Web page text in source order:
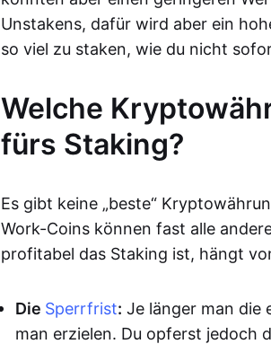
Unstakens, dafür wird aber ein
so viel zu staken, wie du nicht
Welche
fürs Staking?
Es gibt keine „beste“
Work-Coins können fast alle
profitabel das Staking ist, hängt
Die Sperrfrist: Je länger man die
man erzielen. Du opferst jedoch